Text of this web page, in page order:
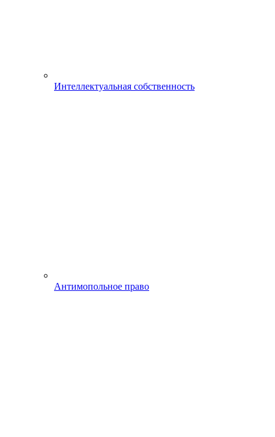
Интеллектуальная собственность
Антимопольное право